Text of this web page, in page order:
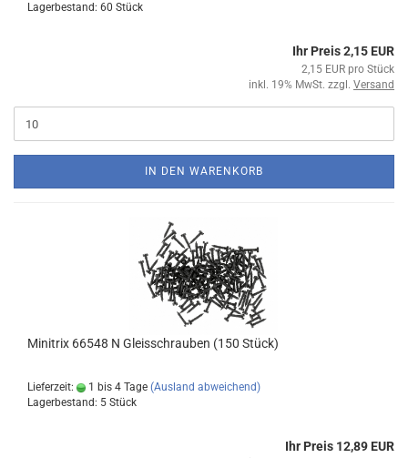
Lagerbestand: 60 Stück
Ihr Preis 2,15 EUR
2,15 EUR pro Stück
inkl. 19% MwSt. zzgl. Versand
IN DEN WARENKORB
Minitrix 66548 N Gleisschrauben (150 Stück)
Lieferzeit: 1 bis 4 Tage (Ausland abweichend)
Lagerbestand: 5 Stück
Ihr Preis 12,89 EUR